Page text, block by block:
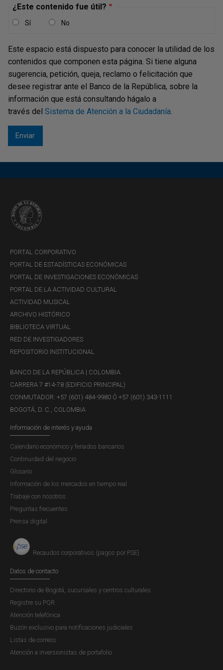
el Banco, donde se indican las acciones que debe realizar
inconvenientes técnicos en las entidades: cuando la
Entidad presente daños en las estaciones de trabajo o
en la red de comunicación interna, es posible habilitar
en primera instancia, operar desde otra ciudad, operar
desde las estaciones de una entidad amiga, de
acuerdo a lo establecido en elcompendio de la Circular
Servicios Electrónicos del Banco de la República
(SEBRA)
Problemas para ingresar a WSEBRA o SIT-
diligenciado y firmado a través de GTA, dirigido al jefe
de Tesorería en la respectiva sucursal o al jefe de
ProcesosyRiesgos@banrep.gov.co
No disponibilidad de SIT-Compass ante la
tiene previsto habilitar el sistema SIT-Compass desde
Verifique el saldo de su cuenta de depósito en el
reporte enviado a las cuentas de correo registradas
en el sistema CUD.
Realice la solicitud de efectivo a través del sistema
(TNT), al cual podrá acceder desde el
aplicaciones del Banco de la República
podrán tramitar solicitudes de provisión y
consignación de efectivo desde las ciudades donde
tengan habilitados centros de operación. En caso de
no poder realizar la conexión desde sus centros de
operación al sistema SIT-Compass habilitado en
TNT, deberán desplazarse a las oficinas del Banco
ciudades registren sus solicitudes.
Validación del emisario y entrega del efectivo en
Tesorerías: esta acción implica la validación del
se efectuará como se realiza en condiciones
¿Este contenido fue útil?
Sí No
Este espacio está dispuesto para conocer la utilidad de los
contenidos que componen esta página. Si tiene alguna
sugerencia, petición, queja, reclamo o felicitación que
desee registrar ante el Banco de la República, sobre la
información que está consultando hágalo a
través del Sistema de Atención a la Ciudadanía.
PORTAL CORPORATIVO
PORTAL DE ESTADÍSTICAS ECONÓMICAS
PORTAL DE INVESTIGACIONES ECONÓMICAS
PORTAL DE LA ACTIVIDAD CULTURAL
ACTIVIDAD MUSICAL
ARCHIVO HISTÓRICO
BIBLIOTECA VIRTUAL
RED DE INVESTIGADORES
REPOSITORIO INSTITUCIONAL
BANCO DE LA REPÚBLICA | COLOMBIA
CARRERA 7 #14-78 (EDIFICIO PRINCIPAL)
CONMUTADOR: +57 (601) 484-9980 Ó +57 (601) 343-1111
BOGOTÁ, D. C., COLOMBIA
Información de interés y ayuda
Calendario económico y feriados bancarios
Continuidad del negocio
Glosario
Información de los mercados en tiempo real
Trabaje con nosotros
Preguntas frecuentes
Prensa digital
Recaudos corporativos (pagos por PSE)
Datos de contacto
Directorio de Bogotá, sucursales y centros culturales
Registre su PQR
Atención telefónica
Buzón exclusivo para notificaciones judiciales
Listas de correos
Atención a inversionistas de portafolio